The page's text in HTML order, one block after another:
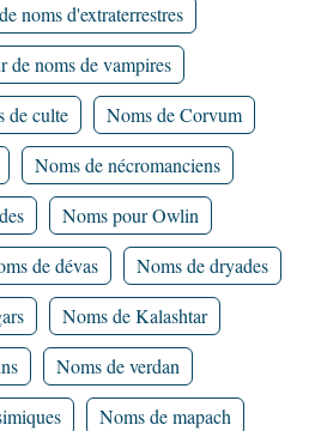
noms d'extraterrestres
de noms de vampires
de culte
Noms de Corvum
Noms de nécromanciens
Noms pour Owlin
de dévas
Noms de dryades
Noms de Kalashtar
Noms de verdan
Noms de mapach